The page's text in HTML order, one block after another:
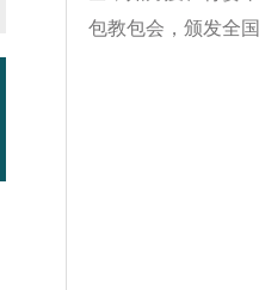
包教包会，颁发全